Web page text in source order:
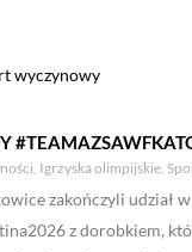
wyczynowy
, Igrzyska olimpijskie,
zakończyli udział
z dorobkiem,